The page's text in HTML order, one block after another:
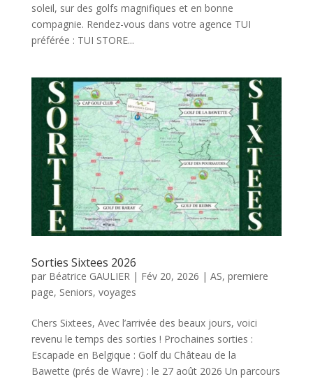
soleil, sur des golfs magnifiques et en bonne
compagnie. Rendez-vous dans votre agence TUI
préférée : TUI STORE...
Sorties Sixtees 2026
par Béatrice GAULIER| Fév 20, 2026 | AS, premiere
page, Seniors, voyages
Chers Sixtees, Avec l’arrivée des beaux jours, voici
revenu le temps des sorties ! Prochaines sorties :
Escapade en Belgique : Golf du Château de la
Bawette (prés de Wavre) : le 27 août 2026 Un parcours